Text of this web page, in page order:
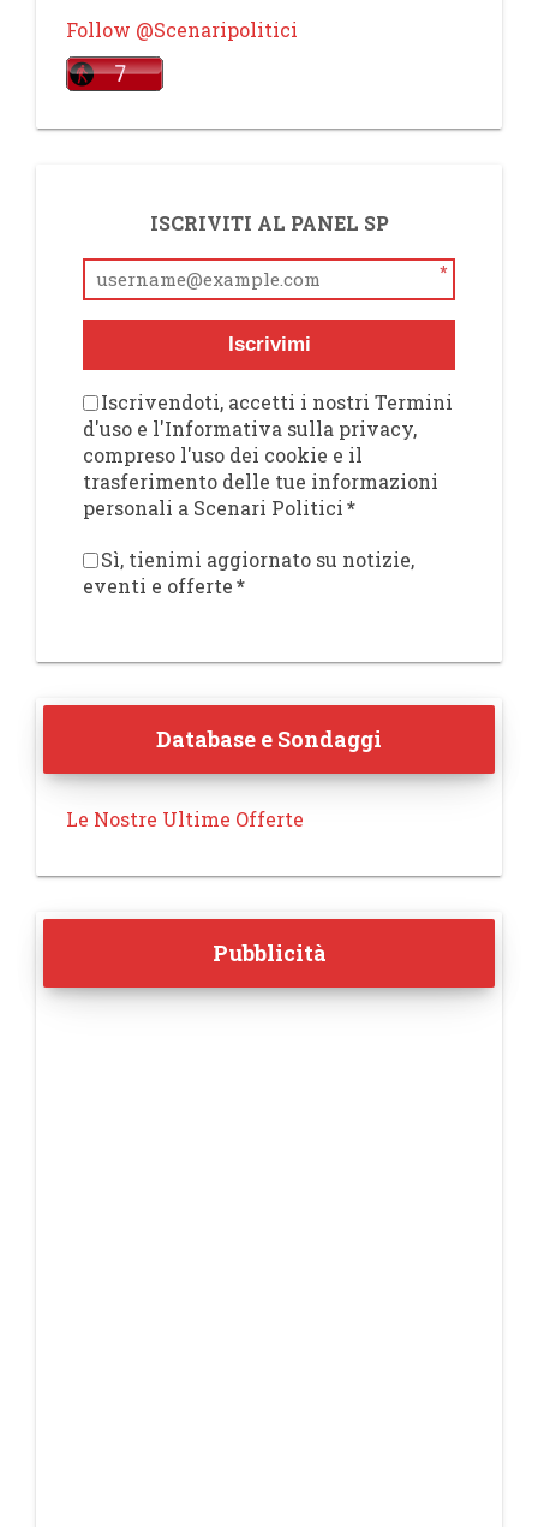
Follow @Scenaripolitici
ISCRIVITI AL PANEL SP
*
Iscrivimi
Iscrivendoti, accetti i nostri Termini
d'uso e l'Informativa sulla privacy,
compreso l'uso dei cookie e il
trasferimento delle tue informazioni
personali a Scenari Politici*
Sì, tienimi aggiornato su notizie,
eventi e offerte*
Database e Sondaggi
Le Nostre Ultime Offerte
Pubblicità